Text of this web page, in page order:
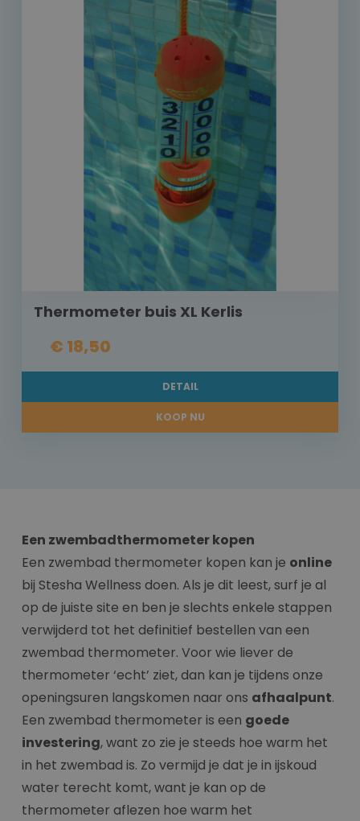
Thermometer buis XL Kerlis
€ 18,50
DETAIL
KOOP NU
Een zwembadthermometer kopen
Een zwembad thermometer kopen kan je online
bij Stesha Wellness doen. Als je dit leest, surf je al
op de juiste site en ben je slechts enkele stappen
verwijderd tot het definitief bestellen van een
zwembad thermometer. Voor wie liever de
thermometer ‘echt’ ziet, dan kan je tijdens onze
openingsuren langskomen naar ons afhaalpunt.
Een zwembad thermometer is een goede
investering, want zo zie je steeds hoe warm het
in het zwembad is. Zo vermijd je dat je in ijskoud
water terecht komt, want je kan op de
thermometer aflezen hoe warm het